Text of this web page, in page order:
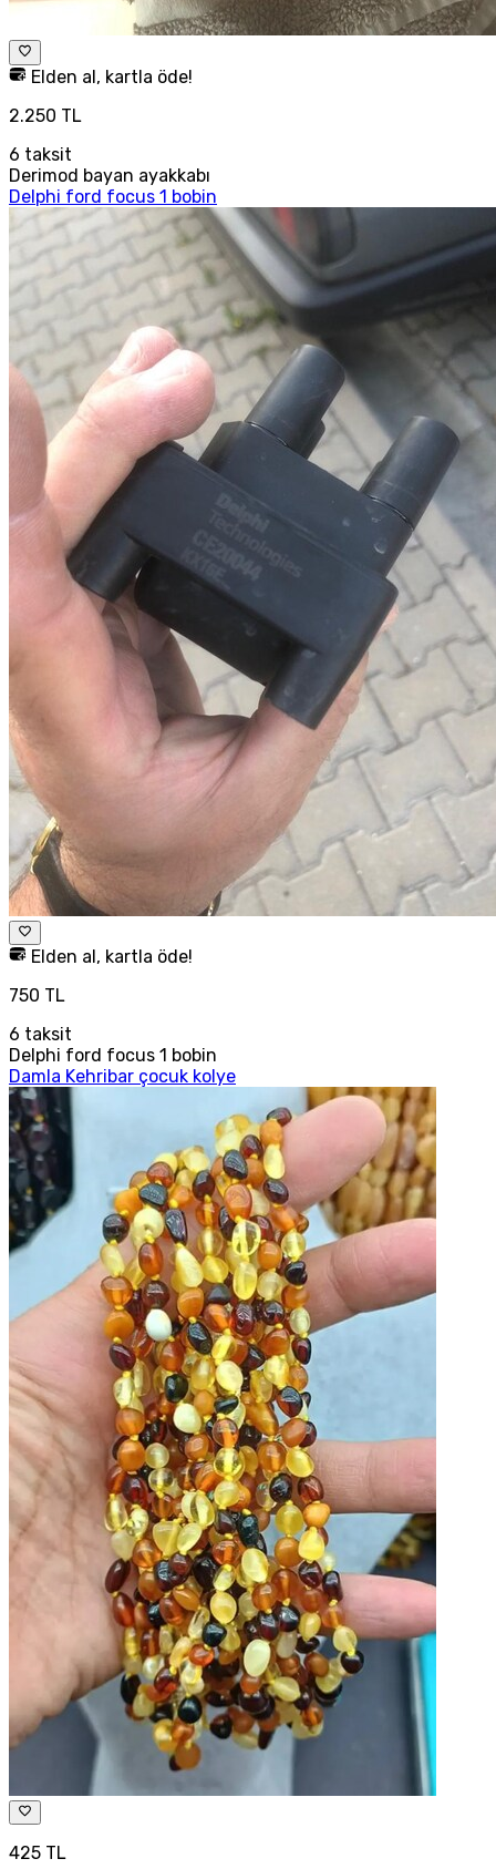
Elden al, kartla öde!
2.250 TL
6 taksit
Derimod bayan ayakkabı
Delphi ford focus 1 bobin
Elden al, kartla öde!
750 TL
6 taksit
Delphi ford focus 1 bobin
Damla Kehribar çocuk kolye
425 TL